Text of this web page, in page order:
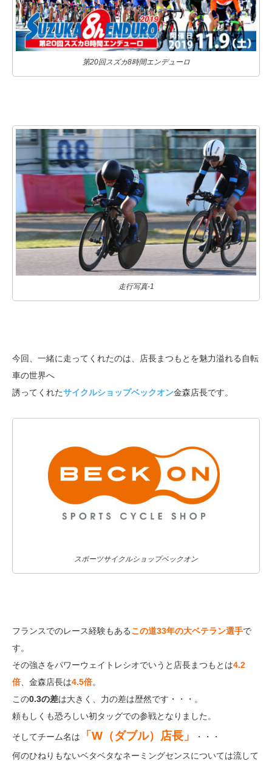
第20回スズカ8時間エンデューロ
走行写真-1
今回、一緒に走ってくれたのは、店長まつもとを魅力溢れる自転
車の世界へ
誘ってくれたサイクルショップベックオン金森店長です。
スポーツサイクルショップベックオン
フランスでのレース経験もあるこの道33年の大ベテラン選手で
す。
その強さをパワーウェイトレシオでいうと店長まつもとは4.2
倍、金森店長は4.5倍。
この0.3の差は大きく、力の差は歴然です・・・。
頼もしくも恐ろしい初タッグでの参戦となりました。
そしてチーム名は 「W（ダブル）店長」
・・・
何のひねりもないベタベタなネーミングセンスについては流して